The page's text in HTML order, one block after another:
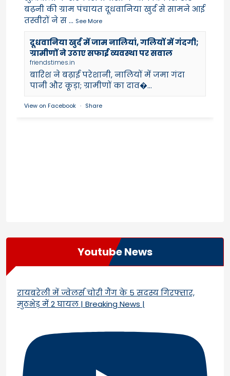
बढ़नी की ग्राम पंचायत दूधवानिया खुर्द से सामने आई
तस्वीरों ने स... See More
दूधवानिया खुर्द में जाम नालियां, गलियों में गंदगी;
ग्रामीणों ने उठाए सफाई व्यवस्था पर सवाल
friendstimes.in
बारिश ने बढ़ाई परेशानी, नालियों में जमा गंदा
पानी और कूड़ा; ग्रामीणों का दाव�...
View on Facebook · Share
Youtube News
रायबरेली में ज्वेलर्स चोरी गैंग के 5 सदस्य गिरफ्तार,
मुठभेड़ में 2 घायल | Breaking News |